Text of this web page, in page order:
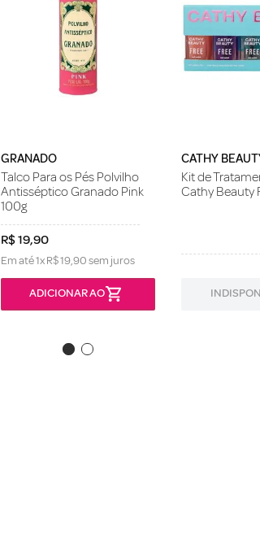
GRANADO
Talco Para os Pés Polvilho
Antisséptico Granado Pink
100g
R$19,90
Em até1xR$19,90sem juros
ADICIONAR AO
CATHY
Kit de
Cathy Beauty